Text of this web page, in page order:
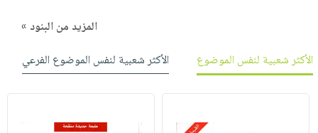
المزيد من البنود »
الأكثر شعبية لنفس الموضوع
الأكثر شعبية لنفس الموضوع الفرعي